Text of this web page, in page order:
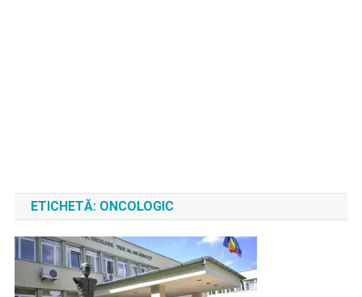
ETICHETĂ: ONCOLOGIC